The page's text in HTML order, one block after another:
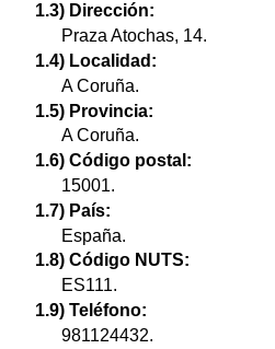
1.3) Dirección:
Praza Atochas, 14.
1.4) Localidad:
A Coruña.
1.5) Provincia:
A Coruña.
1.6) Código postal:
15001.
1.7) País:
España.
1.8) Código NUTS:
ES111.
1.9) Teléfono:
981124432.